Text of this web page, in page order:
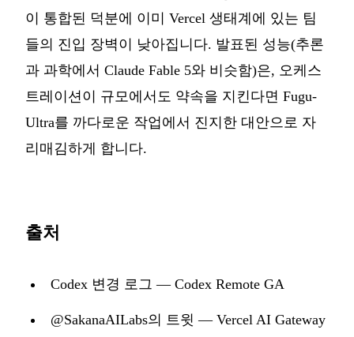
이 통합된 덕분에 이미 Vercel 생태계에 있는 팀
들의 진입 장벽이 낮아집니다. 발표된 성능(추론
과 과학에서 Claude Fable 5와 비슷함)은, 오케스
트레이션이 규모에서도 약속을 지킨다면 Fugu-
Ultra를 까다로운 작업에서 진지한 대안으로 자
리매김하게 합니다.
출처
Codex 변경 로그 — Codex Remote GA
@SakanaAILabs의 트윗 — Vercel AI Gateway